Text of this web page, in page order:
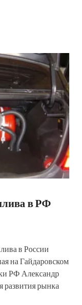
в РФ
в России
на Гайдаровском
РФ Александр
развития рынка